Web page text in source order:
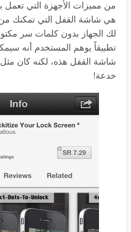
من مميزات الأجهزة التي تعمل
هي شاشة القفل التي تمكنك
لك الجهاز بدون كلمات سر
تطبيقاً يوهم المستخدم أنه
شاشة القفل هذه، لكنه كان
خدعة!